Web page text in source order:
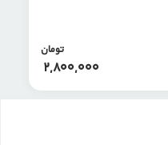
2,800,000
تومان